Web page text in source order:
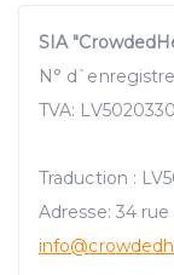
advertising.
SIA
N°
TVA:
Traduction :
Adresse: 34